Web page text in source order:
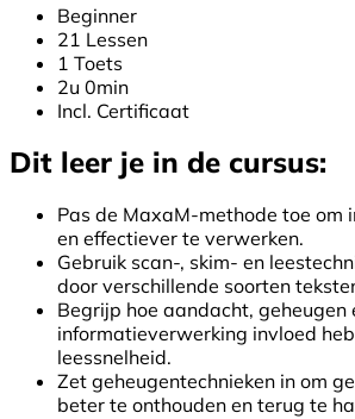
Beginner
21 Lessen
1 Toets
2u 0min
Incl. Certificaat
Dit leer je in de cursus:
Pas de MaxaM-methode toe om
en effectiever te verwerken.
Gebruik scan-, skim- en
door verschillende soorten
Begrijp hoe aandacht, geheugen
informatieverwerking invloed
leessnelheid.
Zet geheugentechnieken in om
beter te onthouden en terug te